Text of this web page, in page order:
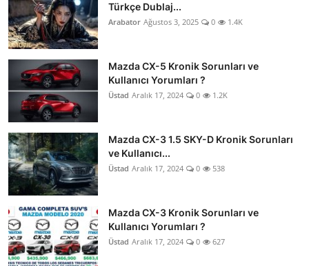
Türkçe Dublaj...
Arabator Ağustos 3, 2025 0 1.4K
Mazda CX-5 Kronik Sorunları ve
Kullanıcı Yorumları ?
Üstad Aralık 17, 2024 0 1.2K
Mazda CX-3 1.5 SKY-D Kronik Sorunları
ve Kullanıcı...
Üstad Aralık 17, 2024 0 538
Mazda CX-3 Kronik Sorunları ve
Kullanıcı Yorumları ?
Üstad Aralık 17, 2024 0 627